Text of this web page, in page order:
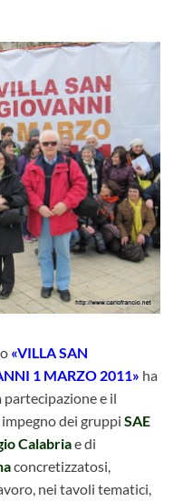
«VILLA SAN
1 MARZO 2011» ha
partecipazione e il
dei gruppi SAE
Calabriae di
concretizzatosi,
nei tavoli tematici,